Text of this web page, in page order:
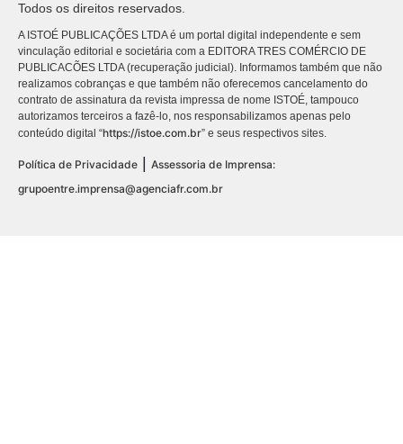
Todos os direitos reservados.
A ISTOÉ PUBLICAÇÕES LTDA é um portal digital independente e sem
vinculação editorial e societária com a EDITORA TRES COMÉRCIO DE
PUBLICACÕES LTDA (recuperação judicial). Informamos também que não
realizamos cobranças e que também não oferecemos cancelamento do
contrato de assinatura da revista impressa de nome ISTOÉ, tampouco
autorizamos terceiros a fazê-lo, nos responsabilizamos apenas pelo
conteúdo digital “https://istoe.com.br” e seus respectivos sites.
Política de Privacidade
Assessoria de Imprensa:
grupoentre.imprensa@agenciafr.com.br